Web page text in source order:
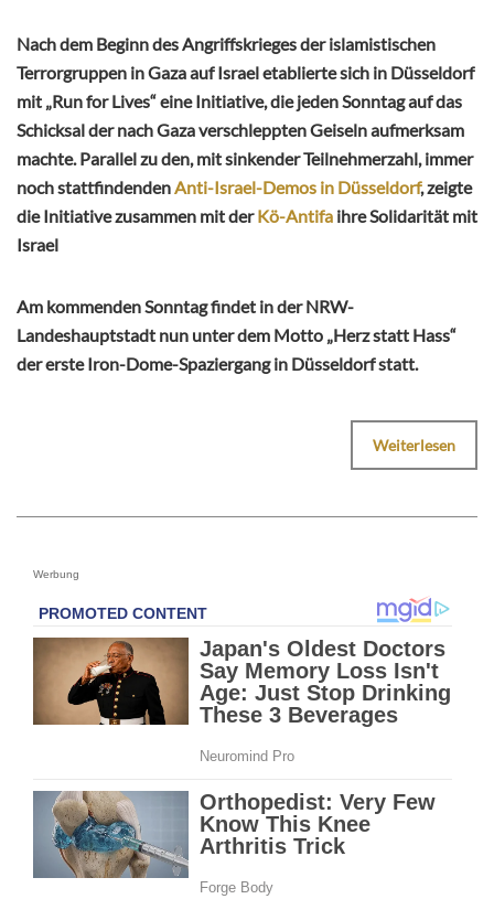
Nach dem Beginn des Angriffskrieges der islamistischen
Terrorgruppen in Gaza auf Israel etablierte sich in Düsseldorf
mit „Run for Lives“ eine Initiative, die jeden Sonntag auf das
Schicksal der nach Gaza verschleppten Geiseln aufmerksam
machte. Parallel zu den, mit sinkender Teilnehmerzahl, immer
noch stattfindenden Anti-Israel-Demos in Düsseldorf, zeigte
die Initiative zusammen mit derKö-Antifa ihre Solidarität mit
Israel
Am kommenden Sonntag findet in der NRW-
Landeshauptstadt nun unter dem Motto „Herz statt Hass“
der erste Iron-Dome-Spaziergang in Düsseldorf statt.
Weiterlesen
Werbung